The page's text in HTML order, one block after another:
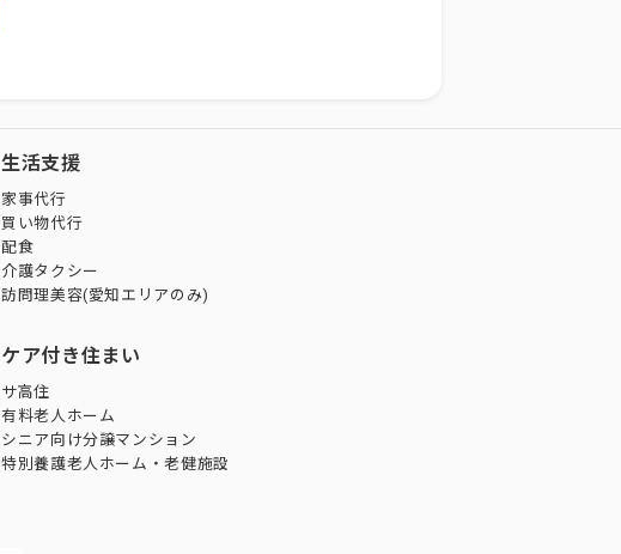
生活支援
家事代行
買い物代行
配食
介護タクシー
訪問理美容(愛知エリアのみ)
ケア付き住まい
サ高住
有料老人ホーム
シニア向け分譲マンション
特別養護老人ホーム・老健施設